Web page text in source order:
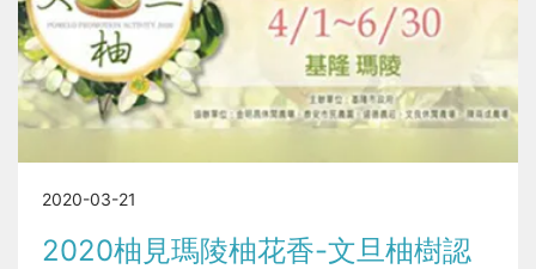
2020-03-21
2020柚見瑪陵柚花香-文旦柚樹認